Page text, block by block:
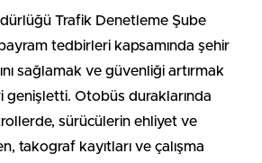
Trafik Denetleme Şube
tedbirleri kapsamında şehir
sağlamak ve güvenliği artırmak
genişletti. Otobüs duraklarında
sürücülerin ehliyet ve
takograf kayıtları ve çalışma